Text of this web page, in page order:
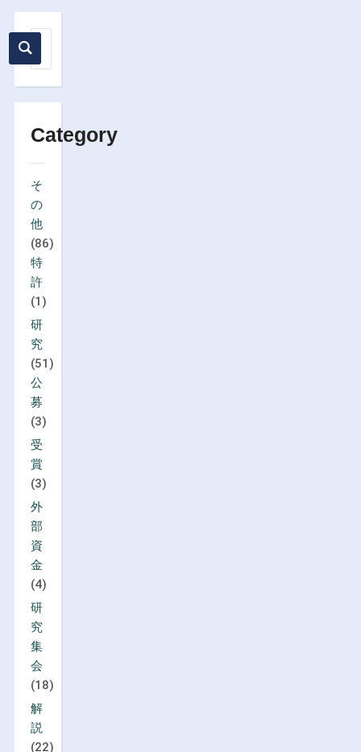
Category
そ
の
他
(86)
特
許
(1)
研
究
(51)
公
募
(3)
受
賞
(3)
外
部
資
金
(4)
研
究
集
会
(18)
解
説
(22)